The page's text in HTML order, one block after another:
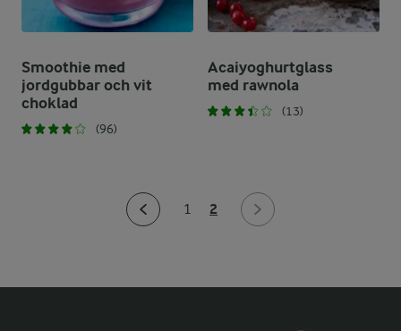
Smoothie med
jordgubbar och vit
choklad
(96)
Acaiyoghurtglass
med rawnola
(13)
1 2